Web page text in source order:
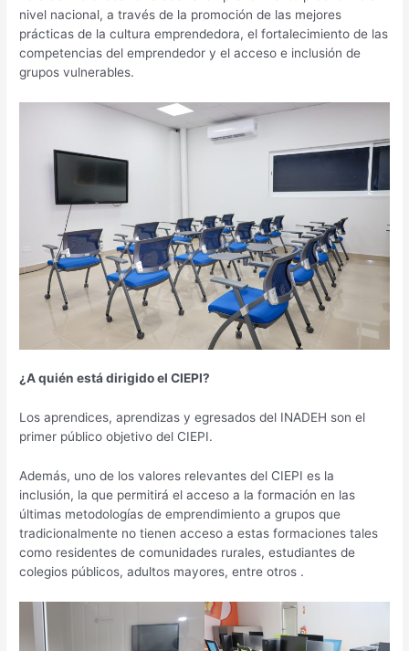
nivel nacional, a través de la promoción de las mejores
prácticas de la cultura emprendedora, el fortalecimiento de las
competencias del emprendedor y el acceso e inclusión de
grupos vulnerables.
¿A quién está dirigido el CIEPI?
Los aprendices, aprendizas y egresados del INADEH son el
primer público objetivo del CIEPI.
Además, uno de los valores relevantes del CIEPI es la
inclusión, la que permitirá el acceso a la formación en las
últimas metodologías de emprendimiento a grupos que
tradicionalmente no tienen acceso a estas formaciones tales
como residentes de comunidades rurales, estudiantes de
colegios públicos, adultos mayores, entre otros .